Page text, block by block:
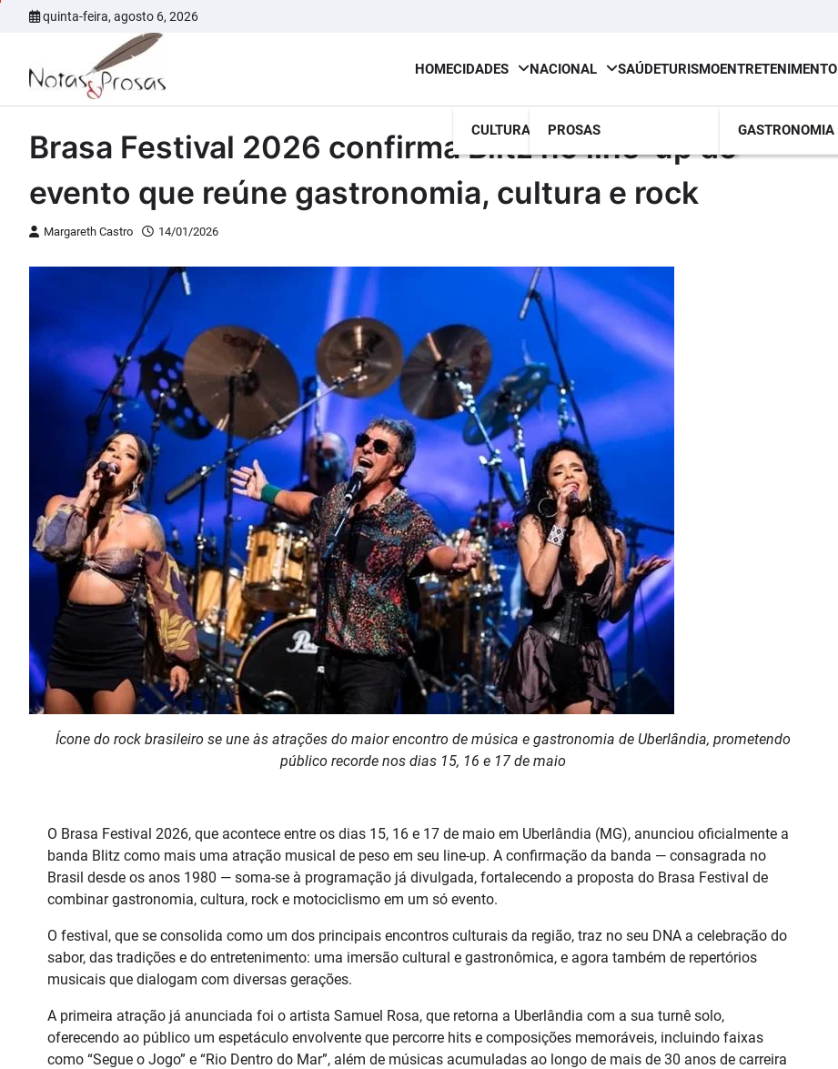
quinta-feira, agosto 6, 2026
HOMECIDADES
CULTURA
NACIONAL
PROSAS
SAÚDETURISMOENTRETENIMENTO
GASTRONOMIA
Brasa Festival 2026 confirma Blitz no line-up do
evento que reúne gastronomia, cultura e rock
Margareth Castro 14/01/2026
Ícone do rock brasileiro se une às atrações do maior encontro de música e gastronomia de Uberlândia, prometendo
público recorde nos dias 15, 16 e 17 de maio
O Brasa Festival 2026, que acontece entre os dias 15, 16 e 17 de maio em Uberlândia (MG), anunciou oficialmente a
banda Blitz como mais uma atração musical de peso em seu line-up. A confirmação da banda — consagrada no
Brasil desde os anos 1980 — soma-se à programação já divulgada, fortalecendo a proposta do Brasa Festival de
combinar gastronomia, cultura, rock e motociclismo em um só evento.
O festival, que se consolida como um dos principais encontros culturais da região, traz no seu DNA a celebração do
sabor, das tradições e do entretenimento: uma imersão cultural e gastronômica, e agora também de repertórios
musicais que dialogam com diversas gerações.
A primeira atração já anunciada foi o artista Samuel Rosa, que retorna a Uberlândia com a sua turnê solo,
oferecendo ao público um espetáculo envolvente que percorre hits e composições memoráveis, incluindo faixas
como “Segue o Jogo” e “Rio Dentro do Mar”, além de músicas acumuladas ao longo de mais de 30 anos de carreira